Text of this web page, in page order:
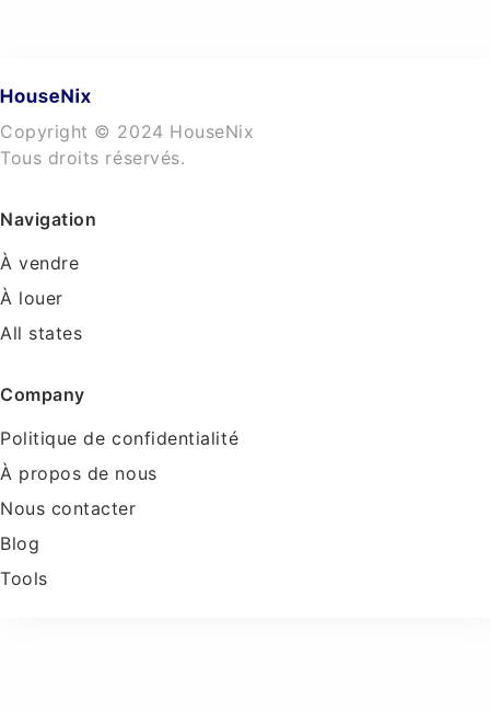
Copyright © 2024 HouseNix
Tous droits réservés.
Navigation
À vendre
À louer
All states
Company
Politique de confidentialité
À propos de nous
Nous contacter
Blog
Tools